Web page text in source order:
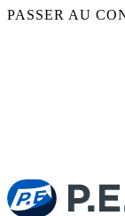
PASSER AU